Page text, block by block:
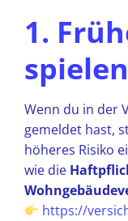
1.
Wenn du in der
gemeldet hast,
höheres Risiko
wie die
https://